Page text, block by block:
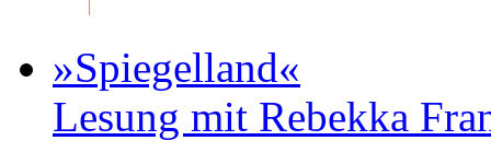
»Spiegelland«
Lesung mit Rebekka